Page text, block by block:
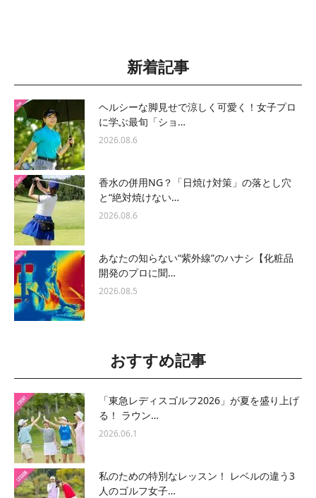
新着記事
ヘルシーな脚見せで涼しく可愛く！女子プロ
に学ぶ最旬「ショ…
2026.08.6
香水の併用NG？「日焼け対策」の落とし穴
と“絶対焼けない…
2026.08.6
あなたの知らない“紫外線”のハナシ【化粧品
開発のプロに聞…
2026.08.5
おすすめ記事
「東急レディスゴルフ2026」が夏を盛り上げ
る！ ラウン…
2026.06.1
私のための特別なレッスン！ レベルの違う3
人のゴルフ女子…